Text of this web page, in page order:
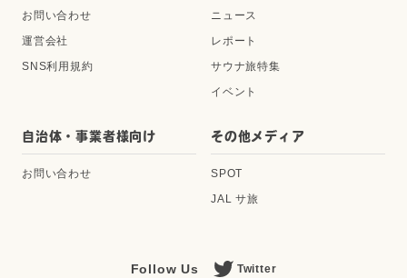
お問い合わせ
運営会社
SNS利用規約
ニュース
レポート
サウナ旅特集
イベント
自治体・事業者様向け
お問い合わせ
その他メディア
SPOT
JAL サ旅
Follow Us Twitter